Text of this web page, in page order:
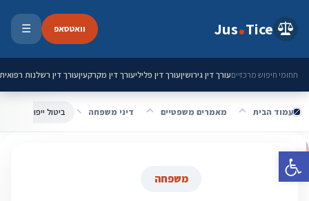
פתח סרגל נגישות
Jus Tice וואטסאפ ☰
תחומי חיפוש מרכזייםעורך דין גירושיןעורך דין פליליעורך דין מקרקעיןעורך דין רשלנות רפואית
עמוד הבית מאמרים משפטיים דיני משפחה
משפחה